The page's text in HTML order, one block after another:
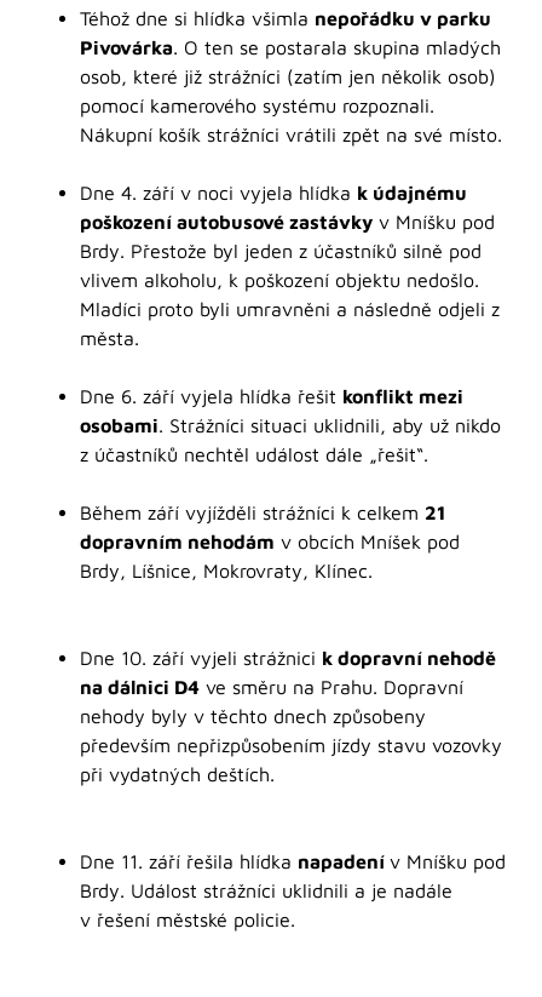
Téhož dne si hlídka všimla nepořádku v parku
Pivovárka. O ten se postarala skupina mladých
osob, které již strážníci (zatím jen několik osob)
pomocí kamerového systému rozpoznali.
Nákupní košík strážníci vrátili zpět na své místo.
Dne 4. září v noci vyjela hlídka k údajnému
poškození autobusové zastávky v Mníšku pod
Brdy. Přestože byl jeden z účastníků silně pod
vlivem alkoholu, k poškození objektu nedošlo.
Mladíci proto byli umravněni a následně odjeli z
města.
Dne 6. září vyjela hlídka řešit konflikt mezi
osobami. Strážníci situaci uklidnili, aby už nikdo
z účastníků nechtěl událost dále „řešit“.
Během září vyjížděli strážníci k celkem 21
dopravním nehodám v obcích Mníšek pod
Brdy, Líšnice, Mokrovraty, Klínec.
Dne 10. září vyjeli strážnici k dopravní nehodě
na dálnici D4 ve směru na Prahu. Dopravní
nehody byly v těchto dnech způsobeny
především nepřizpůsobením jízdy stavu vozovky
při vydatných deštích.
Dne 11. září řešila hlídka napadení v Mníšku pod
Brdy. Událost strážníci uklidnili a je nadále
v řešení městské policie.